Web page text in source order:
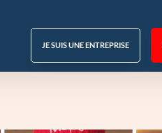
JE SUIS UNE ENTREPRISE